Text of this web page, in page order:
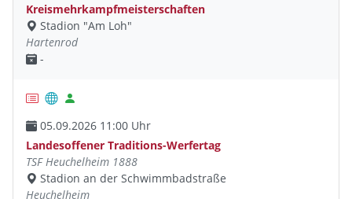
Kreismehrkampfmeisterschaften
Stadion "Am Loh"
Hartenrod
-
05.09.2026 11:00 Uhr
Landesoffener Traditions-Werfertag
TSF Heuchelheim 1888
Stadion an der Schwimmbadstraße
Heuchelheim